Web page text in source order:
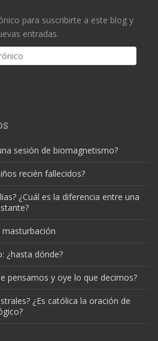
para suscribirte a este blog y
entradas.
sesión de biomagnetismo?
recién fallecidos?
¿Cuál es la diferencia entre una
¿hasta dónde?
pensamos y oye lo que decimos?
¿Es católica la oración de